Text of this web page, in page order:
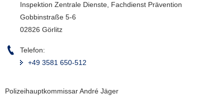
Inspektion Zentrale Dienste, Fachdienst Prävention
Gobbinstraße 5-6
02826 Görlitz
Telefon:
+49 3581 650-512
Polizeihauptkommissar André Jäger